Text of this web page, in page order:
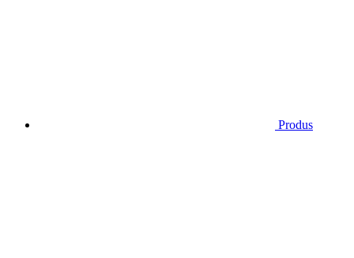
Produs